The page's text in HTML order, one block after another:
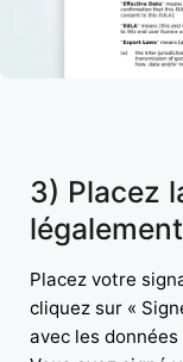
3) Placez
Placez votre
cliquez sur «
avec les données